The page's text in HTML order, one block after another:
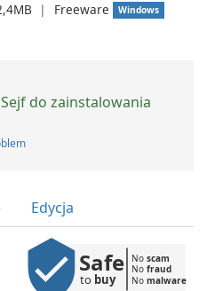
❘ Freeware
Windows
Sejf do zainstalowania
Edycja
Safe
to buy
No scam
No fraud
No malware